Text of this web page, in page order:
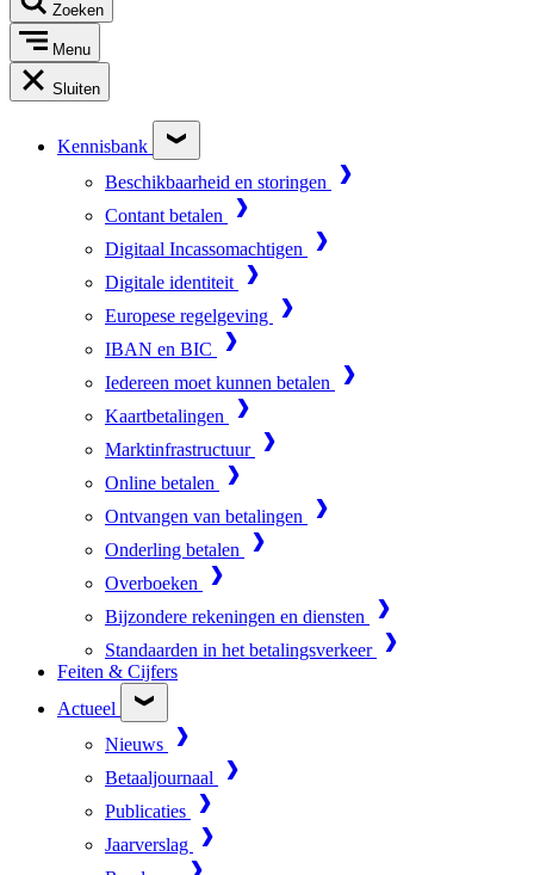
Zoeken
Menu
Sluiten
Kennisbank
Beschikbaarheid en storingen
Contant betalen
Digitaal Incassomachtigen
Digitale identiteit
Europese regelgeving
IBAN en BIC
Iedereen moet kunnen betalen
Kaartbetalingen
Marktinfrastructuur
Online betalen
Ontvangen van betalingen
Onderling betalen
Overboeken
Bijzondere rekeningen en diensten
Standaarden in het betalingsverkeer
Feiten & Cijfers
Actueel
Nieuws
Betaaljournaal
Publicaties
Jaarverslag